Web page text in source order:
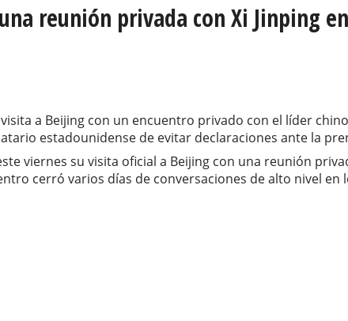
reunión privada con Xi Jinping
a Beijing con un encuentro privado con el líder
estadounidense de evitar declaraciones ante la
viernes su visita oficial a Beijing con una reunión
cerró varios días de conversaciones de alto nivel